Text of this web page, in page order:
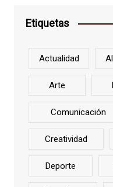
Etiquetas
Actualidad
Arte
Comunicación
Creatividad
Deporte